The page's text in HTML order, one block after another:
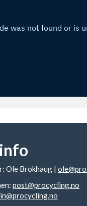
Ole Brokhaug |
post@procycling.no